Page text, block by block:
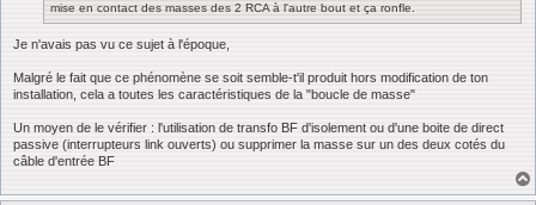
mise en contact des masses des 2 RCA à l'autre bout et ça ronfle.
Je n'avais pas vu ce sujet à l'époque,
Malgré le fait que ce phénomène se soit semble-t'il produit hors modification de ton
installation, cela a toutes les caractéristiques de la "boucle de masse"
Un moyen de le vérifier : l'utilisation de transfo BF d'isolement ou d'une boite de direct
passive (interrupteurs link ouverts) ou supprimer la masse sur un des deux cotés du
câble d'entrée BF